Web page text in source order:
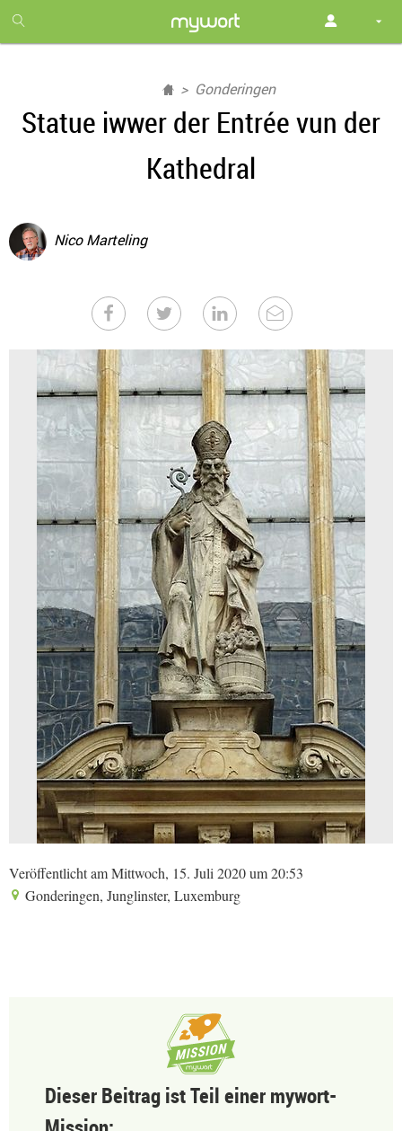
month
free
Gonderingen
Statue iwwer der Entrée vun der
Kathedral
Nico Marteling
Veröffentlicht am Mittwoch, 15. Juli 2020 um 20:53
Gonderingen, Junglinster, Luxemburg
Dieser Beitrag ist Teil einer mywort-